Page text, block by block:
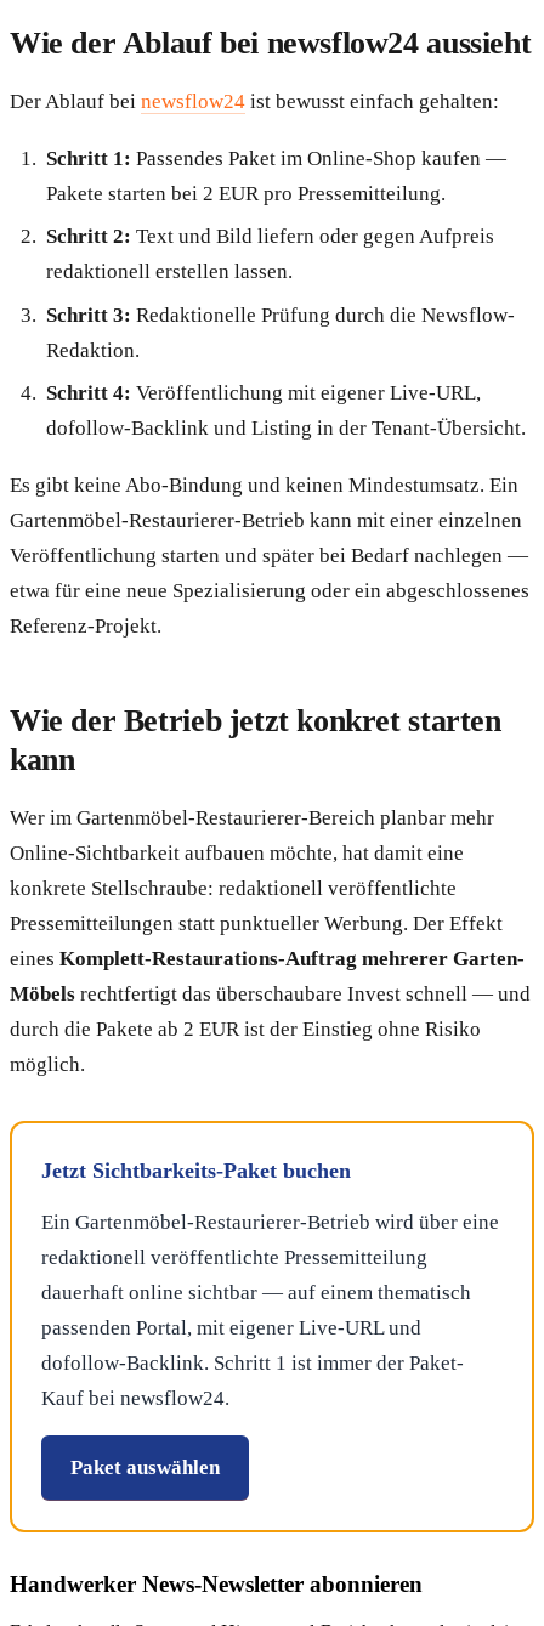
Wie der Ablauf bei newsflow24 aussieht
Der Ablauf bei newsflow24 ist bewusst einfach gehalten:
Schritt 1: Passendes Paket im Online-Shop kaufen —
Pakete starten bei 2 EUR pro Pressemitteilung.
Schritt 2: Text und Bild liefern oder gegen Aufpreis
redaktionell erstellen lassen.
Schritt 3: Redaktionelle Prüfung durch die Newsflow-
Redaktion.
Schritt 4: Veröffentlichung mit eigener Live-URL,
dofollow-Backlink und Listing in der Tenant-Übersicht.
Es gibt keine Abo-Bindung und keinen Mindestumsatz. Ein
Gartenmöbel-Restaurierer-Betrieb kann mit einer einzelnen
Veröffentlichung starten und später bei Bedarf nachlegen —
etwa für eine neue Spezialisierung oder ein abgeschlossenes
Referenz-Projekt.
Wie der Betrieb jetzt konkret starten
kann
Wer im Gartenmöbel-Restaurierer-Bereich planbar mehr
Online-Sichtbarkeit aufbauen möchte, hat damit eine
konkrete Stellschraube: redaktionell veröffentlichte
Pressemitteilungen statt punktueller Werbung. Der Effekt
eines Komplett-Restaurations-Auftrag mehrerer Garten-
Möbels rechtfertigt das überschaubare Invest schnell — und
durch die Pakete ab 2 EUR ist der Einstieg ohne Risiko
möglich.
Jetzt Sichtbarkeits-Paket buchen
Ein Gartenmöbel-Restaurierer-Betrieb wird über eine
redaktionell veröffentlichte Pressemitteilung
dauerhaft online sichtbar — auf einem thematisch
passenden Portal, mit eigener Live-URL und
dofollow-Backlink. Schritt 1 ist immer der Paket-
Kauf bei newsflow24.
Paket auswählen
Handwerker News-Newsletter abonnieren